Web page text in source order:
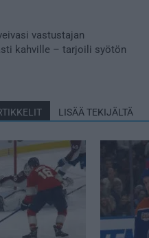
vastustajan
kahville – tarjoili syötön
LISÄÄ TEKIJÄLTÄ